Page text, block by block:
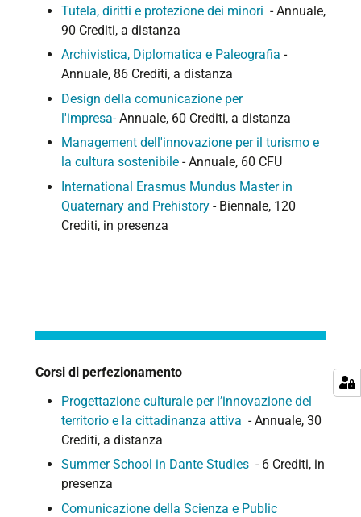
Tutela, diritti e protezione dei minori - Annuale,
90 Crediti, a distanza
Archivistica, Diplomatica e Paleografia -
Annuale, 86 Crediti, a distanza
Design della comunicazione per
l'impresa-Annuale, 60 Crediti, a distanza
Management dell'innovazione per il turismo e
la cultura sostenibile - Annuale, 60 CFU
International Erasmus Mundus Master in
Quaternary and Prehistory - Biennale, 120
Crediti, in presenza
Corsi di perfezionamento
Progettazione culturale per l’innovazione del
territorio e la cittadinanza attiva - Annuale, 30
Crediti, a distanza
Summer School in Dante Studies - 6 Crediti, in
presenza
Comunicazione della Scienza e Public